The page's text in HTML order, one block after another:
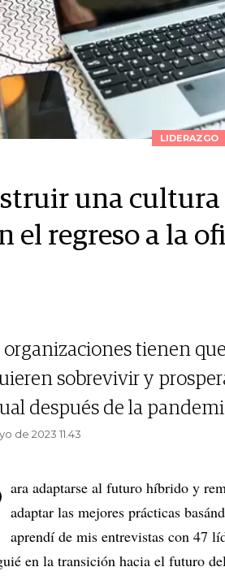
LIDERAZGO
una cultura
el regreso a la
organizaciones tienen
sobrevivir y
después de la
de 2023 11.43
ara adaptarse al futuro híbrido y
adaptar las mejores prácticas
aprendí de mis entrevistas con 47
en la transición hacia el futuro